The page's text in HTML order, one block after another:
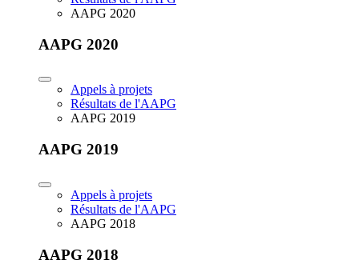
AAPG 2020
AAPG 2020
Appels à projets
Résultats de l'AAPG
AAPG 2019
AAPG 2019
Appels à projets
Résultats de l'AAPG
AAPG 2018
AAPG 2018